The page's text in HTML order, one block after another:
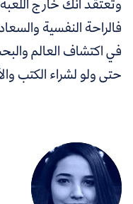
فالراحة النفسية
في اكتشاف العالم
حتى ولو لشراء الكتب